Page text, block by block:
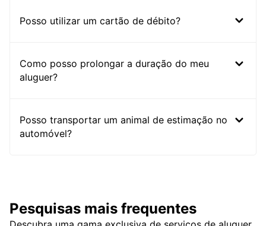
Posso utilizar um cartão de débito?
Como posso prolongar a duração do meu
aluguer?
Posso transportar um animal de estimação no
automóvel?
Pesquisas mais frequentes